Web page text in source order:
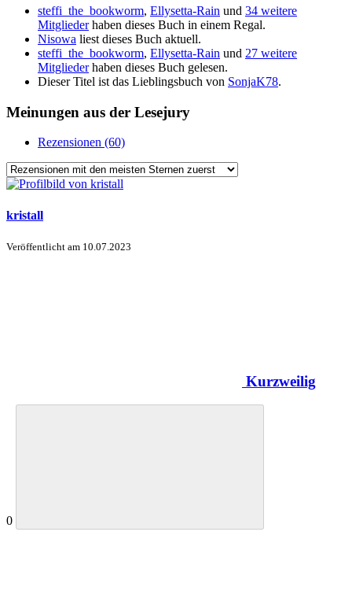
steffi_the_bookworm, Ellysetta-Rain und 34 weitere
Mitgliederhaben dieses Buch in einem Regal.
Nisowa liest dieses Buch aktuell.
steffi_the_bookworm, Ellysetta-Rain und 27 weitere
Mitgliederhaben dieses Buch gelesen.
Dieser Titel ist das Lieblingsbuch von SonjaK78.
Meinungen aus der Lesejury
Rezensionen (60)
kristall
Veröffentlicht am 10.07.2023
Kurzweilig
0